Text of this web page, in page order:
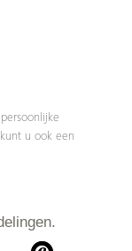
u ook een